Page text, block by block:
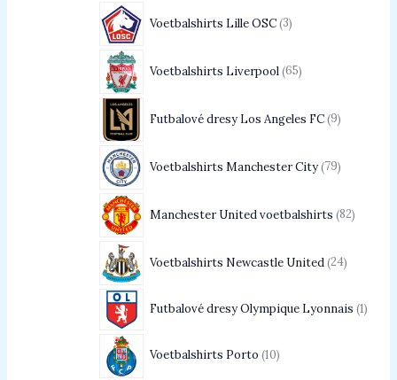
Voetbalshirts Lille OSC 3
Voetbalshirts Liverpool 65
Futbalové dresy Los Angeles FC 9
Voetbalshirts Manchester City 79
Manchester United voetbalshirts 82
Voetbalshirts Newcastle United 24
Futbalové dresy Olympique Lyonnais 1
Voetbalshirts Porto 10